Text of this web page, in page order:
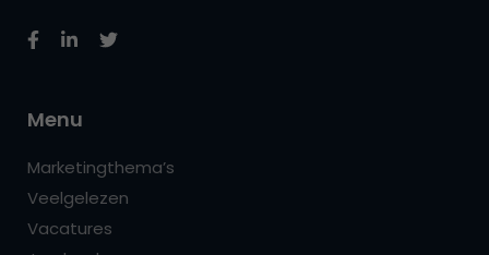
Menu
Marketingthema’s
Veelgelezen
Vacatures